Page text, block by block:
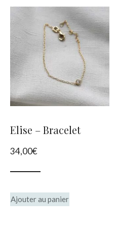
Elise – Bracelet
34,00€
Ajouter au panier